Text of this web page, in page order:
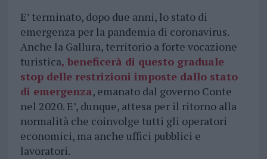
E’ terminato, dopo due anni, lo stato di
emergenza per la pandemia di coronavirus.
Anche la Gallura, territorio a forte vocazione
turistica, beneficerà di questo graduale
stop delle restrizioni imposte dallo stato
di emergenza, emanato dal governo Conte
nel 2020. E’, dunque, attesa per il ritorno alla
normalità che coinvolge tutti gli operatori
economici, ma anche uffici pubblici e
lavoratori.